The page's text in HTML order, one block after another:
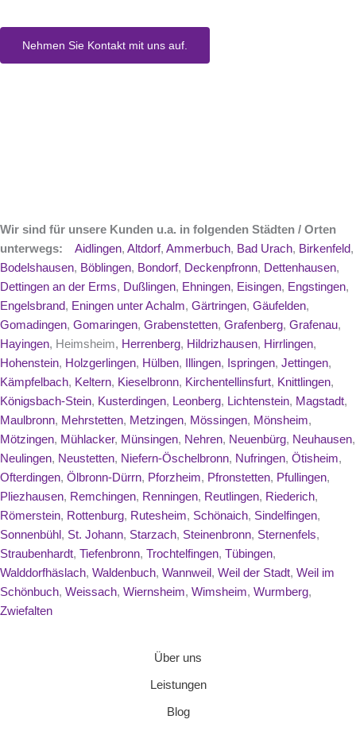
Nehmen Sie Kontakt mit uns auf.
Wir sind für unsere Kunden u.a. in folgenden Städten / Orten
unterwegs:
Aidlingen, Altdorf, Ammerbuch, Bad Urach, Birkenfeld,
Bodelshausen, Böblingen, Bondorf, Deckenpfronn, Dettenhausen,
Dettingen an der Erms, Dußlingen, Ehningen, Eisingen, Engstingen,
Engelsbrand, Eningen unter Achalm, Gärtringen, Gäufelden,
Gomadingen, Gomaringen, Grabenstetten, Grafenberg, Grafenau,
Hayingen, Heimsheim, Herrenberg, Hildrizhausen, Hirrlingen,
Hohenstein, Holzgerlingen, Hülben, Illingen, Ispringen, Jettingen,
Kämpfelbach, Keltern, Kieselbronn, Kirchentellinsfurt, Knittlingen,
Königsbach-Stein, Kusterdingen, Leonberg, Lichtenstein, Magstadt,
Maulbronn, Mehrstetten, Metzingen, Mössingen, Mönsheim,
Mötzingen, Mühlacker, Münsingen, Nehren, Neuenbürg, Neuhausen,
Neulingen, Neustetten, Niefern-Öschelbronn, Nufringen, Ötisheim,
Ofterdingen, Ölbronn-Dürrn, Pforzheim, Pfronstetten, Pfullingen,
Pliezhausen, Remchingen, Renningen, Reutlingen, Riederich,
Römerstein, Rottenburg, Rutesheim, Schönaich, Sindelfingen,
Sonnenbühl , St. Johann, Starzach, Steinenbronn, Sternenfels,
Straubenhardt, Tiefenbronn, Trochtelfingen, Tübingen,
Walddorfhäslach, Waldenbuch, Wannweil , Weil der Stadt, Weil im
Schönbuch, Weissach, Wiernsheim, Wimsheim, Wurmberg,
Zwiefalten
Über uns
Leistungen
Blog